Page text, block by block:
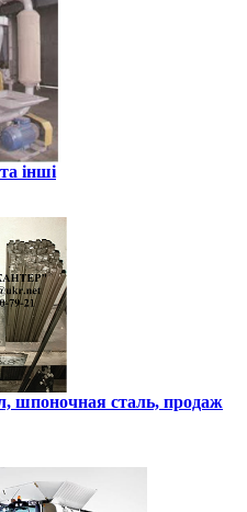
інші
шпоночная сталь, продаж